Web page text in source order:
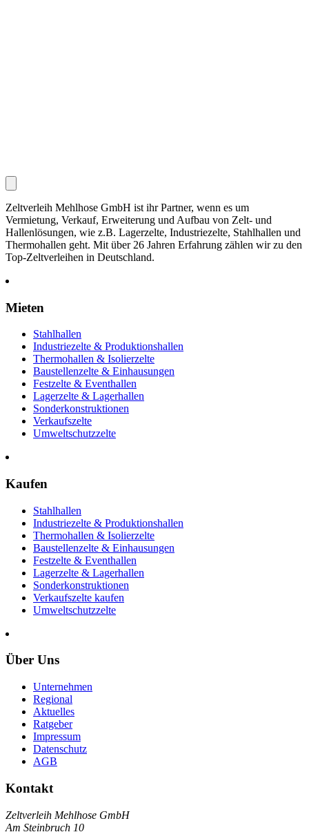
Zeltverleih Mehlhose GmbH ist ihr Partner, wenn es um
Vermietung, Verkauf, Erweiterung und Aufbau von Zelt- und
Hallenlösungen, wie z.B. Lagerzelte, Industriezelte, Stahlhallen und
Thermohallen geht. Mit über 26 Jahren Erfahrung zählen wir zu den
Top-Zeltverleihen in Deutschland.
Mieten
Stahlhallen
Industriezelte & Produktionshallen
Thermohallen & Isolierzelte
Baustellenzelte & Einhausungen
Festzelte & Eventhallen
Lagerzelte & Lagerhallen
Sonderkonstruktionen
Verkaufszelte
Umweltschutzzelte
Kaufen
Stahlhallen
Industriezelte & Produktionshallen
Thermohallen & Isolierzelte
Baustellenzelte & Einhausungen
Festzelte & Eventhallen
Lagerzelte & Lagerhallen
Sonderkonstruktionen
Verkaufszelte kaufen
Umweltschutzzelte
Über Uns
Unternehmen
Regional
Aktuelles
Ratgeber
Impressum
Datenschutz
AGB
Kontakt
Zeltverleih Mehlhose GmbH
Am Steinbruch 10